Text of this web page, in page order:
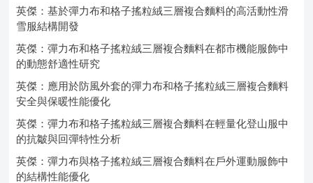
英傑：基於彈力布和格子搖粒絨三層複合麵料的高活動性滑
雪服結構開發
英傑：彈力布和格子搖粒絨三層複合麵料在都市機能服飾中
的動態舒適性研究
英傑：應用於防風外套的彈力布和格子搖粒絨三層複合麵料
安全與保暖性能優化
英傑：彈力布和格子搖粒絨三層複合麵料在輕量化登山服中
的抗皺與回彈特性分析
英傑：彈力布與格子搖粒絨三層複合麵料在戶外運動服飾中
的結構性能優化